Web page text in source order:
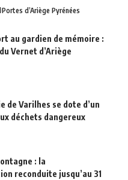
Portes d’Ariège Pyrénées
au gardien de mémoire :
Vernet d’Ariège
de Varilhes se dote d’un
déchets dangereux
: la
reconduite jusqu’au 31